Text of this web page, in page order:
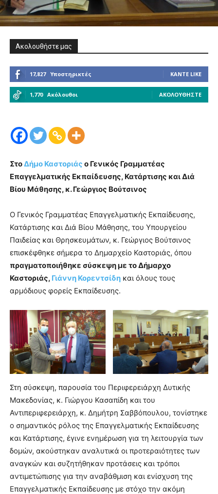
Ακολουθήστε μας
17,827 Υποστηρικτές ΚΆΝΤΕ LIKE
1,770 Ακόλουθοι ΑΚΟΛΟΥΘΉΣΤΕ
ΣτοΔήμο Καστοριάς ο Γενικός Γραμματέας
Επαγγελματικής Εκπαίδευσης, Κατάρτισης και Διά
Βίου Μάθησης, κ. Γεώργιος Βούτσινος
Ο Γενικός Γραμματέας Επαγγελματικής Εκπαίδευσης,
Κατάρτισης και Διά Βίου Μάθησης, του Υπουργείου
Παιδείας και Θρησκευμάτων, κ. Γεώργιος Βούτσινος
επισκέφθηκε σήμερα το Δημαρχείο Καστοριάς, όπου
πραγματοποιήθηκε σύσκεψη με το Δήμαρχο
Καστοριάς, Γιάννη Κορεντσίδη και όλους τους
αρμόδιους φορείς Εκπαίδευσης.
Στη σύσκεψη, παρουσία του Περιφερειάρχη Δυτικής
Μακεδονίας, κ. Γιώργου Κασαπίδη και του
Αντιπεριφερειάρχη, κ. Δημήτρη Σαββόπουλου, τονίστηκε
ο σημαντικός ρόλος της Επαγγελματικής Εκπαίδευσης
και Κατάρτισης, έγινε ενημέρωση για τη λειτουργία των
δομών, ακούστηκαν αναλυτικά οι προτεραιότητες των
αναγκών και συζητήθηκαν προτάσεις και τρόποι
αντιμετώπισης για την αναβάθμιση και ενίσχυση της
Επαγγελματικής Εκπαίδευσης με στόχο την ακόμη